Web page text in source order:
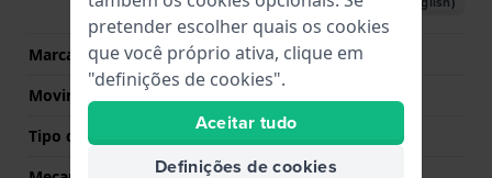
Marca de movimento
ETA
Movimento suíço
Tipo de Mostrador
pretender escolher quais os cookies
que você próprio ativa, clique em
"definições de cookies".
Aceitar tudo
Definições de cookies